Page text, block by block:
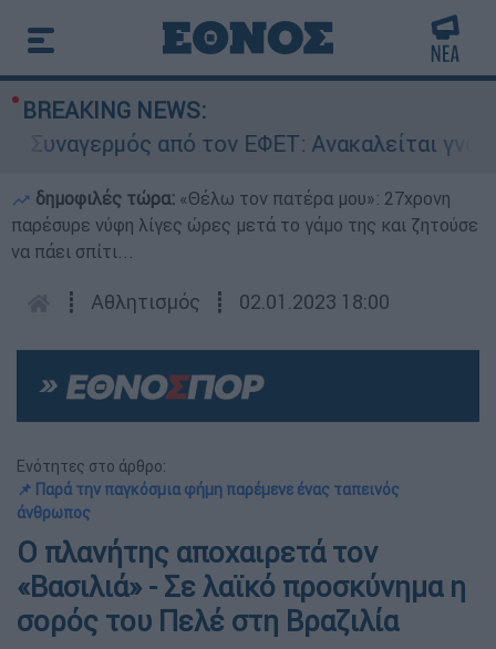
BREAKING NEWS:
από τον ΕΦΕΤ: Ανακαλείται
δημοφιλές τώρα: «Θέλω τον πατέρα μου»: 27χρονη
παρέσυρε νύφη λίγες ώρες μετά το γάμο της και ζητούσε
να πάει σπίτι...
┋ Αθλητισμός ┋ 02.01.2023 18:00
Ενότητες στο άρθρο:
📌 Παρά την παγκόσμια φήμη παρέμενε ένας ταπεινός
άνθρωπος
Ο πλανήτης αποχαιρετά τον
«Βασιλιά» - Σε λαϊκό προσκύνημα η
σορός του Πελέ στη Βραζιλία